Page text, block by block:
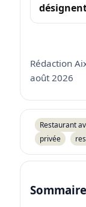
Rédaction
août 2026
Restaurant
privée
Sommaire